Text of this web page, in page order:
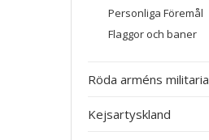
Personliga Föremål
Flaggor och baner
Röda arméns militaria
Kejsartyskland